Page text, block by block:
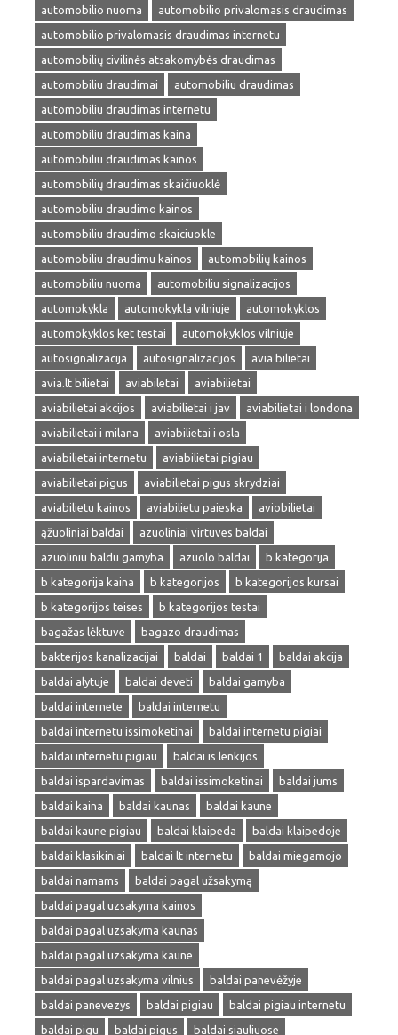
automobilio nuoma
automobilio privalomasis draudimas
automobilio privalomasis draudimas internetu
automobilių civilinės atsakomybės draudimas
automobiliu draudimai
automobiliu draudimas
automobiliu draudimas internetu
automobiliu draudimas kaina
automobiliu draudimas kainos
automobilių draudimas skaičiuoklė
automobiliu draudimo kainos
automobiliu draudimo skaiciuokle
automobiliu draudimu kainos
automobilių kainos
automobiliu nuoma
automobiliu signalizacijos
automokykla
automokykla vilniuje
automokyklos
automokyklos ket testai
automokyklos vilniuje
autosignalizacija
autosignalizacijos
avia bilietai
avia.lt bilietai
aviabiletai
aviabilietai
aviabilietai akcijos
aviabilietai i jav
aviabilietai i londona
aviabilietai i milana
aviabilietai i osla
aviabilietai internetu
aviabilietai pigiau
aviabilietai pigus
aviabilietai pigus skrydziai
aviabilietu kainos
aviabilietu paieska
aviobilietai
ąžuoliniai baldai
azuoliniai virtuves baldai
azuoliniu baldu gamyba
azuolo baldai
b kategorija
b kategorija kaina
b kategorijos
b kategorijos kursai
b kategorijos teises
b kategorijos testai
bagažas lėktuve
bagazo draudimas
bakterijos kanalizacijai
baldai baldai 1
baldai akcija
baldai alytuje
baldai deveti
baldai gamyba
baldai internete
baldai internetu
baldai internetu issimoketinai
baldai internetu pigiai
baldai internetu pigiau
baldai is lenkijos
baldai ispardavimas
baldai issimoketinai
baldai jums
baldai kaina
baldai kaunas
baldai kaune
baldai kaune pigiau
baldai klaipeda
baldai klaipedoje
baldai klasikiniai
baldai lt internetu
baldai miegamojo
baldai namams
baldai pagal užsakymą
baldai pagal uzsakyma kainos
baldai pagal uzsakyma kaunas
baldai pagal uzsakyma kaune
baldai pagal uzsakyma vilnius
baldai panevėžyje
baldai panevezys
baldai pigiau
baldai pigiau internetu
baldai pigu
baldai pigus baldai siauliuose